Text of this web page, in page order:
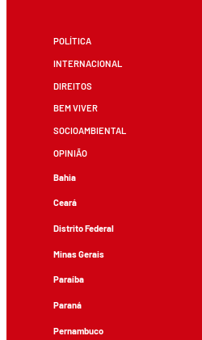
POLÍTICA
INTERNACIONAL
DIREITOS
BEM VIVER
SOCIOAMBIENTAL
OPINIÃO
Bahia
Ceará
Distrito Federal
Minas Gerais
Paraíba
Paraná
Pernambuco